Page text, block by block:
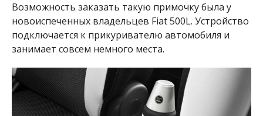
Возможность заказать такую примочку была у
новоиспеченных владельцев Fiat 500L. Устройство
подключается к прикуривателю автомобиля и
занимает совсем немного места.